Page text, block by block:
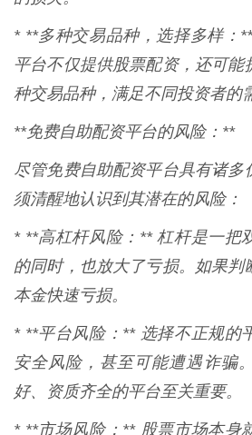
* **多种交易品种，选择多样：
平台不仅提供股票配资，还可能
种交易品种，满足不同投资者的
**免费自助配资平台的风险：**
尽管免费自助配资平台具有诸多
须清醒地认识到其潜在的风险：
* **高杠杆风险：** 杠杆是一把
的同时，也放大了亏损。如果判
本金快速亏损。
* **平台风险：** 选择不正规的
安全风险，甚至可能遭遇诈骗
好、资质齐全的平台至关重要。
* **市场风险：** 股票市场本身